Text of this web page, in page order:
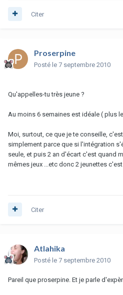
Citer
Proserpine
Posté le 7 septembre 2010
Qu'appelles-tu très jeune ?
Au moins 6 semaines est idéale ( plus
Moi, surtout, ce que je te conseille,
simplement parce que si l'intégration
seule, et puis 2 an d'écart c'est quand
mêmes jeux ...etc donc 2 jeunettes
Citer
Atlahika
Posté le 7 septembre 2010
Pareil que proserpine. Et je parle